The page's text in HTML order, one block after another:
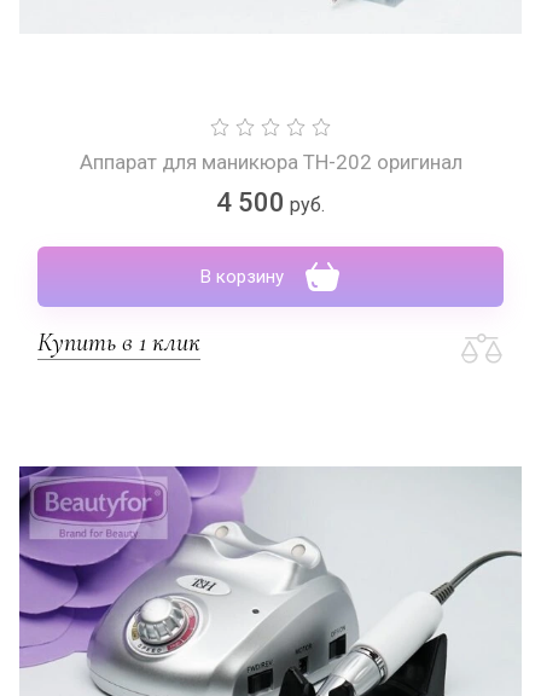
Аппарат для маникюра TH-202 оригинал
4 500 руб.
В корзину
Купить в 1 клик